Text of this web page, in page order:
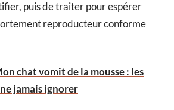
puis de traiter pour espérer
reproducteur conforme
chat vomit de la mousse : les
jamais ignorer